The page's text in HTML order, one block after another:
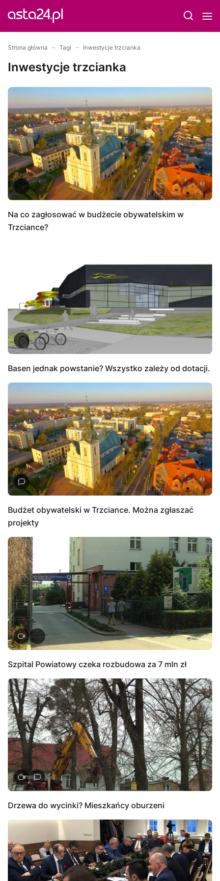
Strona główna Tagi Inwestycje trzcianka
Inwestycje trzcianka
Na co zagłosować w budżecie obywatelskim w
Trzciance?
Basen jednak powstanie? Wszystko zależy od dotacji.
Budżet obywatelski w Trzciance. Można zgłaszać
projekty
Szpital Powiatowy czeka rozbudowa za 7 mln zł
Drzewa do wycinki? Mieszkańcy oburzeni